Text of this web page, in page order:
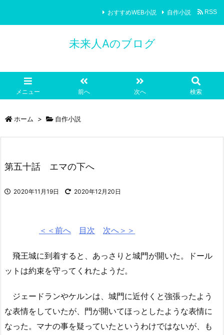
未来人Aのブログ
メニュー 前へ 次へ 検索
おすすめWEB小説 自作小説 RSS
ホーム > 自作小説
第五十話 エマの下へ
2020年11月19日 2020年12月20日
＜＜前へ 目次 次へ＞＞
飛王城に到着すると、あっさりと城門が開いた。ドール
ットは約束を守ってくれたようだ。
ジェードランやケルンは、城門に近付くと強張ったよう
な表情をしていたが、門が開いてほっとしたような表情に
なった。マナの事を疑っていたというわけではないが、も